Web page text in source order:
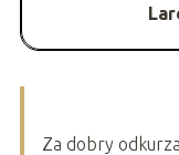
Za dobry